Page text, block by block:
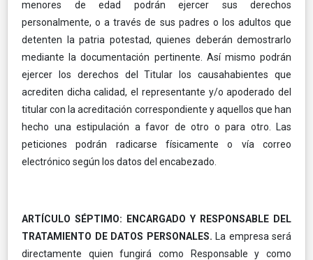
menores de edad podrán ejercer sus derechos
personalmente, o a través de sus padres o los adultos que
detenten la patria potestad, quienes deberán demostrarlo
mediante la documentación pertinente. Así mismo podrán
ejercer los derechos del Titular los causahabientes que
acrediten dicha calidad, el representante y/o apoderado del
titular con la acreditación correspondiente y aquellos que han
hecho una estipulación a favor de otro o para otro. Las
peticiones podrán radicarse físicamente o vía correo
electrónico según los datos del encabezado.
ARTÍCULO SÉPTIMO: ENCARGADO Y RESPONSABLE DEL
TRATAMIENTO DE DATOS PERSONALES. La empresa será
directamente quien fungirá como Responsable y como